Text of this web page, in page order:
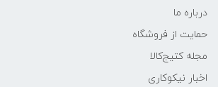
درباره ما
حمایت از فروشگاه
مجله کتیج‌کالا
اخبار نیکوکاری